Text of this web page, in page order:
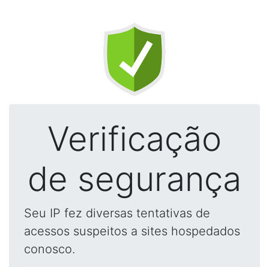
Verificação
de segurança
Seu IP fez diversas tentativas de
acessos suspeitos a sites hospedados
conosco.